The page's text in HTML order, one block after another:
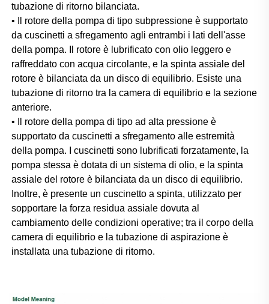
tubazione di ritorno bilanciata.
• Il rotore della pompa di tipo subpressione è supportato
da cuscinetti a sfregamento agli entrambi i lati dell'asse
della pompa. Il rotore è lubrificato con olio leggero e
raffreddato con acqua circolante, e la spinta assiale del
rotore è bilanciata da un disco di equilibrio. Esiste una
tubazione di ritorno tra la camera di equilibrio e la sezione
anteriore.
• Il rotore della pompa di tipo ad alta pressione è
supportato da cuscinetti a sfregamento alle estremità
della pompa. I cuscinetti sono lubrificati forzatamente, la
pompa stessa è dotata di un sistema di olio, e la spinta
assiale del rotore è bilanciata da un disco di equilibrio.
Inoltre, è presente un cuscinetto a spinta, utilizzato per
sopportare la forza residua assiale dovuta al
cambiamento delle condizioni operative; tra il corpo della
camera di equilibrio e la tubazione di aspirazione è
installata una tubazione di ritorno.